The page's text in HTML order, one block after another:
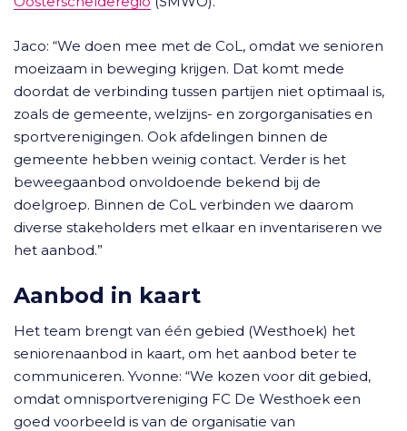
Jaco: “We doen mee met de CoL, omdat we senioren
moeizaam in beweging krijgen. Dat komt mede
doordat de verbinding tussen partijen niet optimaal is,
zoals de gemeente, welzijns- en zorgorganisaties en
sportverenigingen. Ook afdelingen binnen de
gemeente hebben weinig contact. Verder is het
beweegaanbod onvoldoende bekend bij de
doelgroep. Binnen de CoL verbinden we daarom
diverse stakeholders met elkaar en inventariseren we
het aanbod.”
Aanbod in kaart
Het team brengt van één gebied (Westhoek) het
seniorenaanbod in kaart, om het aanbod beter te
communiceren. Yvonne: “We kozen voor dit gebied,
omdat omnisportvereniging FC De Westhoek een
goed voorbeeld is van de organisatie van